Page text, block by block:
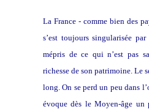
La France - comme bien des
s’est toujours singularisée
mépris de ce qui n’est pas
richesse de son patrimoine.
long. On se perd un peu dans
évoque dès le Moyen-âge un